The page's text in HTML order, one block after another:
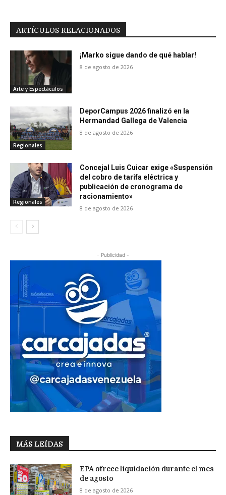
ARTÍCULOS RELACIONADOS
Arte y Espectáculos
¡Marko sigue dando de qué hablar!
8 de agosto de 2026
Regionales
DeporCampus 2026 finalizó en la
Hermandad Gallega de Valencia
8 de agosto de 2026
Regionales
Concejal Luis Cuicar exige «Suspensión
del cobro de tarifa eléctrica y
publicación de cronograma de
racionamiento»
8 de agosto de 2026
- Publicidad -
MÁS LEÍDAS
EPA ofrece liquidación durante el mes
de agosto
8 de agosto de 2026